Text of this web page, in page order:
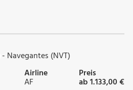
Navegantes (NVT)
Airline
AF
Preis
ab 1.133,00 €